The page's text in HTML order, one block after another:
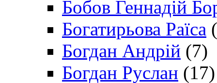
Бобов Геннадій
Богатирьова Раїса
Богдан Андрій (7)
Богдан Руслан (17)